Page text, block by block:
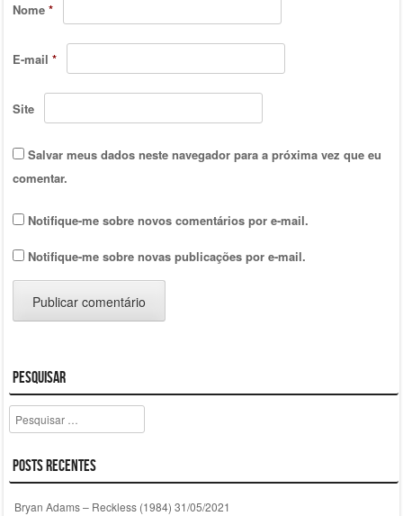
Nome *
E-mail *
Site
Salvar meus dados neste navegador para a próxima vez que eu
comentar.
Notifique-me sobre novos comentários por e-mail.
Notifique-me sobre novas publicações por e-mail.
Pesquisar
Pesquisar
Posts Recentes
Bryan Adams – Reckless (1984) 31/05/2021